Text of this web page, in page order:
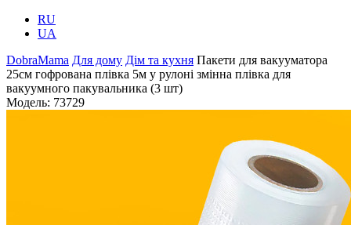
RU
UA
DobraMama Для дому Дім та кухня Пакети для вакууматора
25см гофрована плівка 5м у рулоні змінна плівка для
вакуумного пакувальника (3 шт)
Модель: 73729